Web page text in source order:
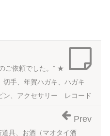
ご依頼でした。” ★
手、年賀ハガキ、ハガキ
ン、アクセサリー レコード
具、お酒（マオタイ酒
Prev